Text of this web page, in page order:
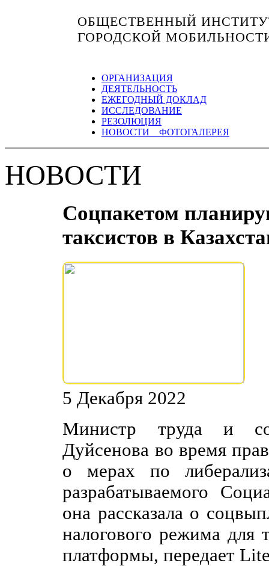
ОБЩЕСТВЕННЫЙ
ГОРОДСКОЙ
ОРГАНИЗАЦИЯ
ДЕЯТЕЛЬНОСТЬ
ЕЖЕГОДНЫЙ ДОКЛАД
ИССЛЕДОВАНИЕ
РЕЗОЛЮЦИЯ
НОВОСТИ ФОТОГАЛЕРЕЯ
НОВОСТИ
Соцпакетом
таксистов в
5 Декабря 2022
Министр труда и
Дуйсенова во время
о мерах по
разрабатываемого
она рассказала о
налогового режима для
платформы, передает